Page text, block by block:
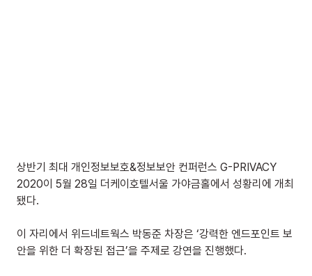
상반기 최대 개인정보보호&정보보안 컨퍼런스 G-PRIVACY
2020이 5월 28일 더케이호텔서울 가야금홀에서 성황리에 개최
됐다.
이 자리에서 위드네트웍스 박동준 차장은 ‘강력한 엔드포인트 보
안을 위한 더 확장된 접근’을 주제로 강연을 진행했다.